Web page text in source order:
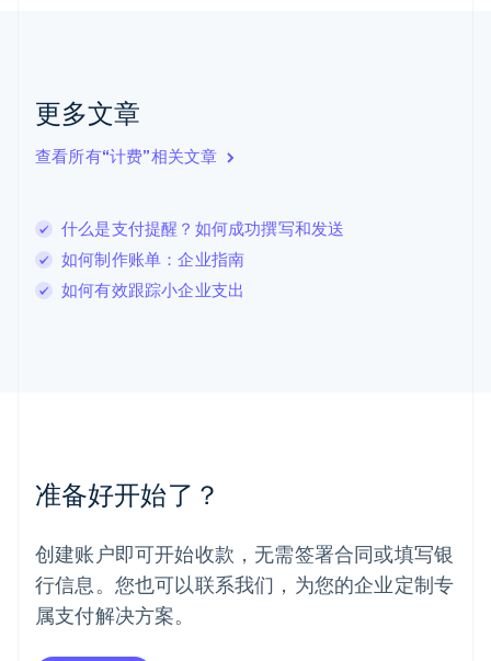
更多文章
查看所有“计费”相关文章
什么是支付提醒？如何成功撰写和发送
如何制作账单：企业指南
如何有效跟踪小企业支出
准备好开始了？
创建账户即可开始收款，无需签署合同或填写银
行信息。您也可以联系我们，为您的企业定制专
属支付解决方案。
English
English
卢森堡
罗马尼亚
English
挪威
葡萄牙
Português English
日本
日本語English
瑞典